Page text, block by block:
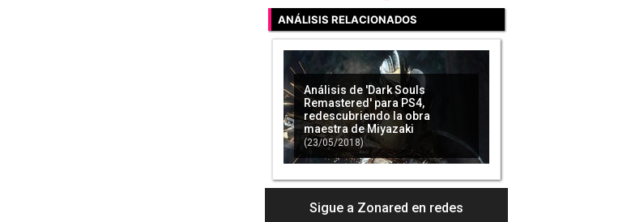
'Dark Souls Remastered' para
Nintendo Switch se retrasa
hasta verano
(17/04/2018)
'Dark Souls Remastered'
ofrecerá finalmente un
descuento a los usuarios de
PC (24/04/2018)
ANÁLISIS RELACIONADOS
Análisis de 'Dark Souls
Remastered' para PS4,
redescubriendo la obra
maestra de Miyazaki
(23/05/2018)
Sigue a Zonared en redes